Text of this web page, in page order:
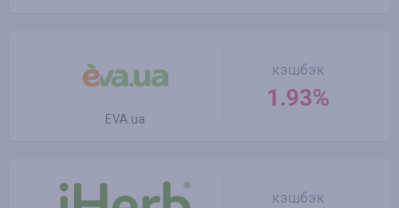
EVA.ua
кэшбэк
1.93%
кэшбэк